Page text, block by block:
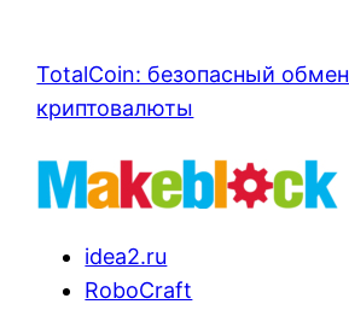
TotalCoin: безопасный обмен
криптовалюты
idea2.ru
RoboCraft